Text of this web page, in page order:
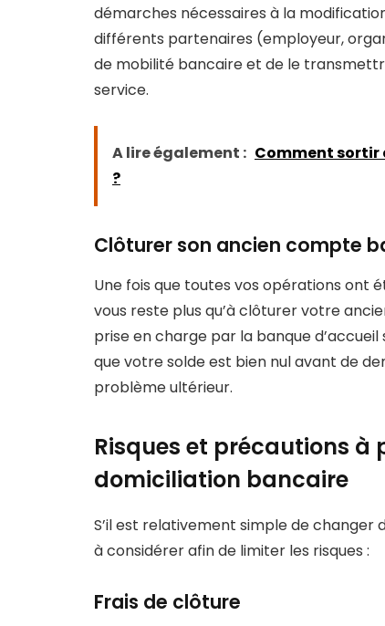
démarches nécessaires à la
différents partenaires (employeur,
de mobilité bancaire et de le
service.
A lire également : Comment sortir
?
Clôturer son ancien compte
Une fois que toutes vos opérations ont
vous reste plus qu’à clôturer votre
prise en charge par la banque
que votre solde est bien nul avant de
problème ultérieur.
Risques et précautions à
domiciliation bancaire
S’il est relativement simple de changer
à considérer afin de limiter les risques :
Frais de clôture